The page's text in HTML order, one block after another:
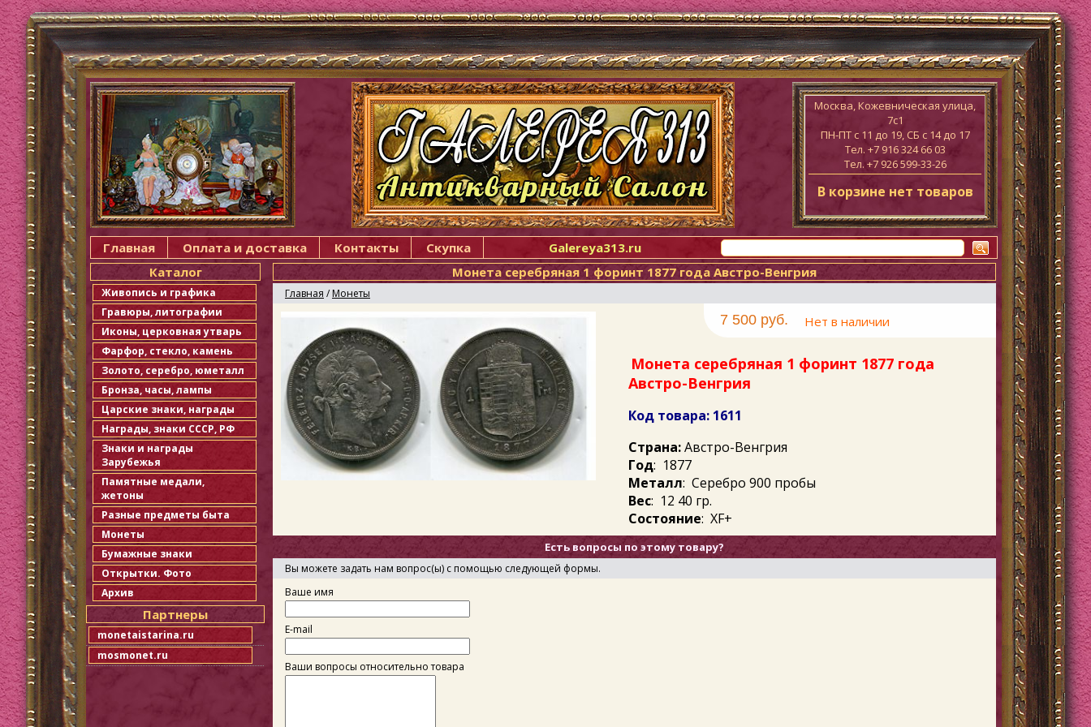
Москва, Кожевническая улица,
7с1
ПН-ПТ c 11 до 19, СБ с 14 до 17
Тел. +7 916 324 66 03
Тел. +7 926 599-33-26
В корзине нет товаров
Главная Оплата и доставка Контакты Скупка
Galereya313.ru
Каталог
Живопись и графика
Гравюры, литографии
Иконы, церковная утварь
Фарфор, стекло, камень
Золото, серебро, юметалл
Бронза, часы, лампы
Царские знаки, награды
Награды, знаки СССР, РФ
Знаки и награды
Зарубежья
Памятные медали,
жетоны
Разные предметы быта
Монеты
Бумажные знаки
Открытки. Фото
Архив
Партнеры
monetaistarina.ru
mosmonet.ru
Монета серебряная 1 форинт 1877 года Австро-Венгрия
Главная / Монеты
7 500 руб. Нет в наличии
Монета серебряная 1 форинт 1877 года
Австро-Венгрия
Код товара: 1611
Страна:Австро-Венгрия
Год: 1877
Металл: Серебро 900 пробы
Вес: 12 40 гр.
Состояние: ХF+
Есть вопросы по этому товару?
Вы можете задать нам вопрос(ы) с помощью следующей формы.
Ваше имя
E-mail
Ваши вопросы относительно товара